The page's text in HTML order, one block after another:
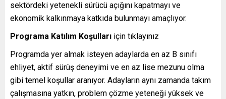
sektördeki yetenekli sürücü açığını kapatmayı ve
ekonomik kalkınmaya katkıda bulunmayı amaçlıyor.
Programa Katılım Koşulları için tıklayınız
Programda yer almak isteyen adaylarda en az B sınıfı
ehliyet, aktif sürüş deneyimi ve en az lise mezunu olma
gibi temel koşullar aranıyor. Adayların aynı zamanda takım
çalışmasına yatkın, problem çözme yeteneği yüksek ve